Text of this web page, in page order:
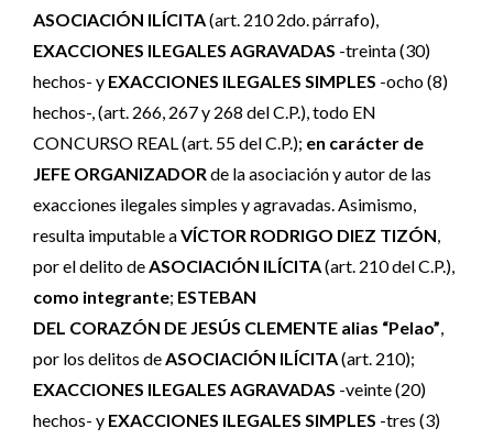
ASOCIACIÓN ILÍCITA(art. 210 2do. párrafo),
EXACCIONES ILEGALES AGRAVADAS -treinta (30)
hechos- y EXACCIONES ILEGALES SIMPLES -ocho (8)
hechos-, (art. 266, 267 y 268 del C.P.), todo EN
CONCURSO REAL (art. 55 del C.P.); en carácter de
JEFE ORGANIZADORde la asociación y autor de las
exacciones ilegales simples y agravadas. Asimismo,
resulta imputable aVÍCTOR RODRIGO DIEZ TIZÓN,
por el delito deASOCIACIÓN ILÍCITA(art. 210 del C.P.),
como integrante; ESTEBAN
DEL CORAZÓN DE JESÚS CLEMENTE alias “Pelao”,
por los delitos deASOCIACIÓN ILÍCITA(art. 210);
EXACCIONES ILEGALES AGRAVADAS -veinte (20)
hechos- y EXACCIONES ILEGALES SIMPLES -tres (3)